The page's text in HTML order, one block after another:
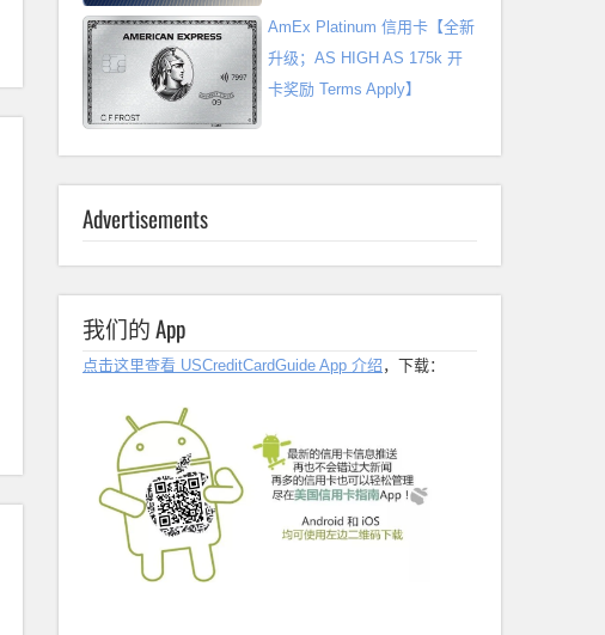
AmEx Platinum 信用卡【全新
升级；AS HIGH AS 175k 开
卡奖励 Terms Apply】
Advertisements
我们的 App
点击这里查看 USCreditCardGuide App 介绍 ，下载：